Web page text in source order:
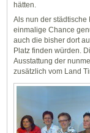
hätten.
Als nun der städtische
einmalige Chance
auch die bisher dort
Platz finden würden.
Ausstattung der
zusätzlich vom Land